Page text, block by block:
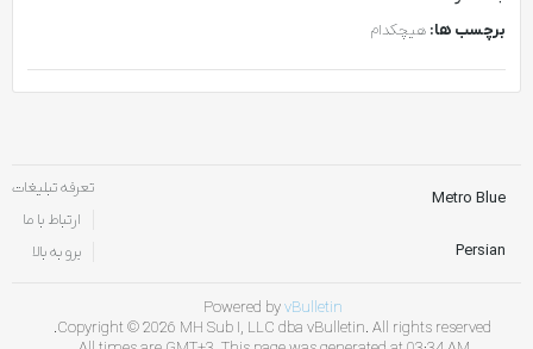
برچسب ها: هیچکدام
Metro Blue
Persian
تعرفه تبلیغات
ارتباط با ما
برو به بالا
Powered byvBulletin
Copyright © 2026 MH Sub I, LLC dba vBulletin. All rights reserved.